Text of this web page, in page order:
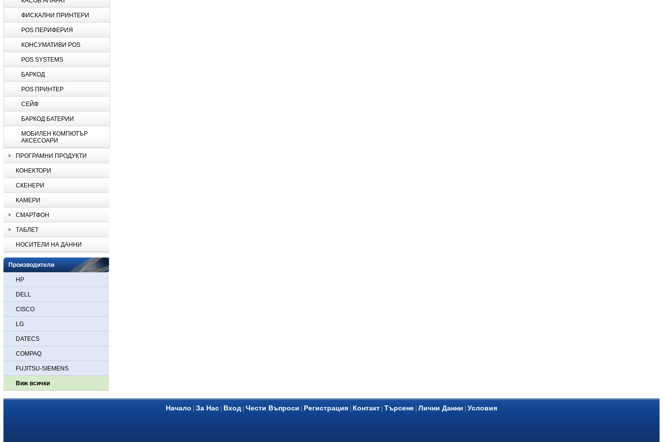
ФИСКАЛНИ ПРИНТЕРИ
POS ПЕРИФЕРИЯ
КОНСУМАТИВИ POS
POS SYSTEMS
БАРКОД
POS ПРИНТЕР
СЕЙФ
БАРКОД БАТЕРИИ
МОБИЛЕН КОМПЮТЪР
АКСЕСОАРИ
ПРОГРАМНИ ПРОДУКТИ
КОНЕКТОРИ
СКЕНЕРИ
КАМЕРИ
СМАРТФОН
ТАБЛЕТ
НОСИТЕЛИ НА ДАННИ
Производители
HP
DELL
CISCO
LG
DATECS
COMPAQ
FUJITSU-SIEMENS
Виж всички
Начало За Нас| Вход| Чести Въпроси Регистрация| Контакт| Търсене| Лични Данни Условия